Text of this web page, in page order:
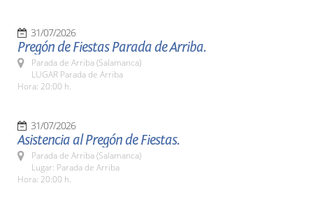
31/07/2026
Pregón de Fiestas Parada de Arriba.
Parada de Arriba (Salamanca)
LUGAR Parada de Arriba
Hora: 20:00 h.
31/07/2026
Asistencia al Pregón de Fiestas.
Parada de Arriba (Salamanca)
Lugar: Parada de Arriba
Hora: 20:00 h.